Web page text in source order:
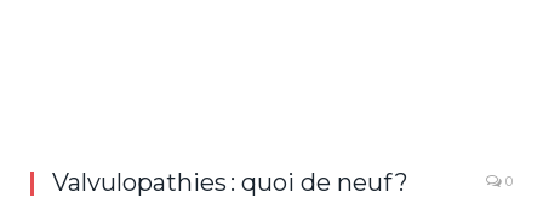
Valvulopathies : quoi de neuf ? 0